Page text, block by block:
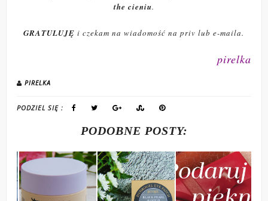
the cieniu.
GRATULUJĘi czekam na wiadomość na priv lub e-maila.
pirelka
PIRELKA
PODZIEL SIĘ :
PODOBNE POSTY: